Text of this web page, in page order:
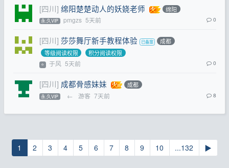
[四川] 绵阳楚楚动人的妖娆老师 绵阳
永.久VIP pmgzs 5天前 0
[四川] 莎莎舞厅新手教程体验
成都
等级阅读权限
积分阅读权限
⭐ 于风 5天前 0
[四川] 成都骨感妹妹 成都
永.久VIP ← 游客 7天前 8
1 2 3 4 5 6 7 8 9 10 ...132 ▶